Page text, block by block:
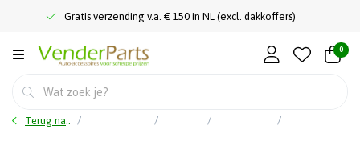
Gratis verzending v.a. € 150 in NL (excl. dakkoffers)
0
Terug naar home